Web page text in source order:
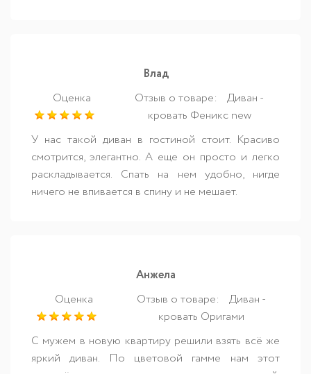
Влад
Оценка
Отзыв о товаре:
Диван -
кровать Феникс new
У нас такой диван в гостиной стоит. Красиво
смотрится, элегантно. А еще он просто и легко
раскладывается. Спать на нем удобно, нигде
ничего не впивается в спину и не мешает.
Анжела
Оценка
Отзыв о товаре:
Диван -
кровать Оригами
С мужем в новую квартиру решили взять всё же
яркий диван. По цветовой гамме нам этот